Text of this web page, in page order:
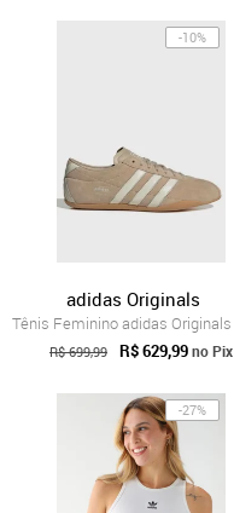
-10%
adidas Originals
R$ 699,99 R$ 629,99no Pix
-27%